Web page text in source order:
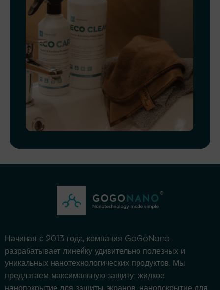
Начиная с 2013 года, компания GoGoNano
разрабатывает линейку удивительно полезных и
уникальных нанотехнологических продуктов. Мы
предлагаем максимальную защиту: жидкое
нанопокрытие для защиты экранов, нанопокрытие для